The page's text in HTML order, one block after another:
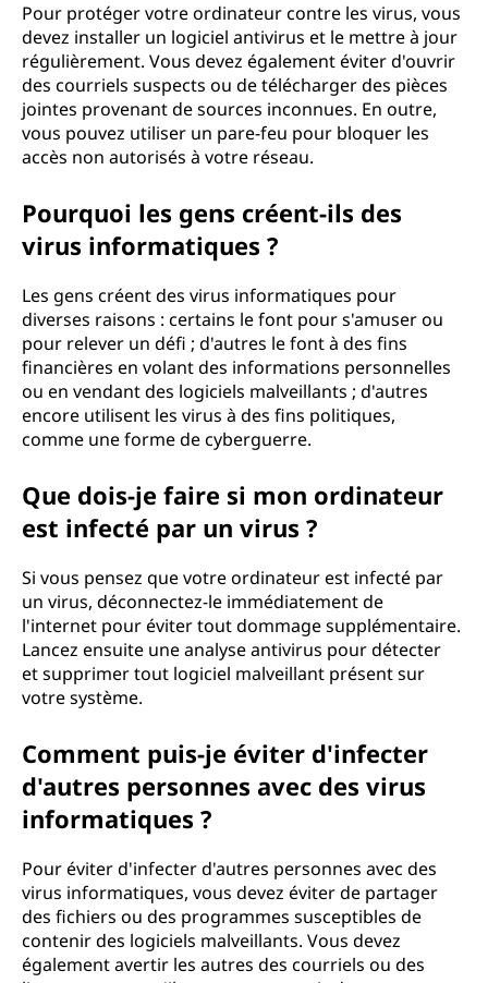
Pour protéger votre ordinateur contre les virus, vous
devez installer un logiciel antivirus et le mettre à jour
régulièrement. Vous devez également éviter d'ouvrir
des courriels suspects ou de télécharger des pièces
jointes provenant de sources inconnues. En outre,
vous pouvez utiliser un pare-feu pour bloquer les
accès non autorisés à votre réseau.
Pourquoi les gens créent-ils des
virus informatiques ?
Les gens créent des virus informatiques pour
diverses raisons : certains le font pour s'amuser ou
pour relever un défi ; d'autres le font à des fins
financières en volant des informations personnelles
ou en vendant des logiciels malveillants ; d'autres
encore utilisent les virus à des fins politiques,
comme une forme de cyberguerre.
Que dois-je faire si mon ordinateur
est infecté par un virus ?
Si vous pensez que votre ordinateur est infecté par
un virus, déconnectez-le immédiatement de
l'internet pour éviter tout dommage supplémentaire.
Lancez ensuite une analyse antivirus pour détecter
et supprimer tout logiciel malveillant présent sur
votre système.
Comment puis-je éviter d'infecter
d'autres personnes avec des virus
informatiques ?
Pour éviter d'infecter d'autres personnes avec des
virus informatiques, vous devez éviter de partager
des fichiers ou des programmes susceptibles de
contenir des logiciels malveillants. Vous devez
également avertir les autres des courriels ou des